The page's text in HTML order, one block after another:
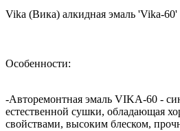
Vika (Вика) алкидная эмаль 'Vika-60'
Особенности:
-Авторемонтная эмаль VIKA-60 -
естественной сушки, обладающая
свойствами, высоким блеском,